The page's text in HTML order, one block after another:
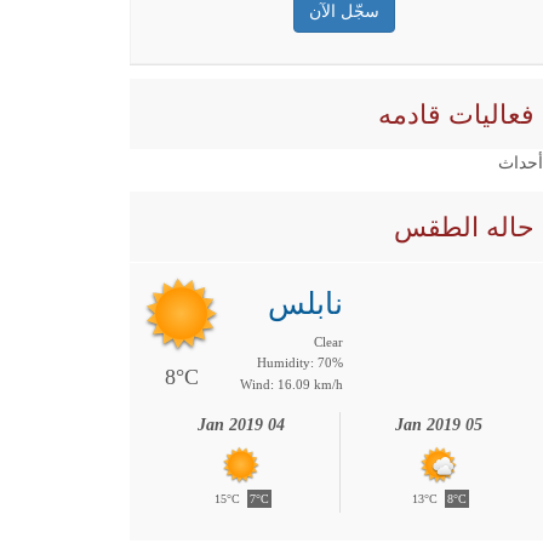
فعاليات قادمه
أحداث
حاله الطقس
8°C
نابلس
Clear
Humidity: 70%
Wind: 16.09 km/h
04 Jan 2019
15°C 7°C
05 Jan 2019
13°C 8°C